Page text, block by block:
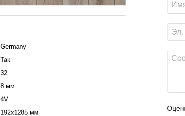
Germany
Так
32
8 мм
4V
192х1285 мм